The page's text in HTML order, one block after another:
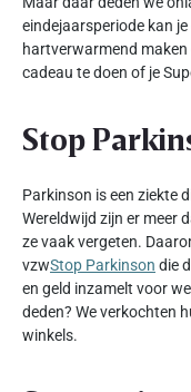
eindejaarsperiode kan
hartverwarmend
cadeau te doen of je
Stop
Parkinson is een ziekte
Wereldwijd zijn er meer
ze vaak vergeten.
vzwStop Parkinson die
en geld inzamelt voor
deden? We verkochten
winkels.